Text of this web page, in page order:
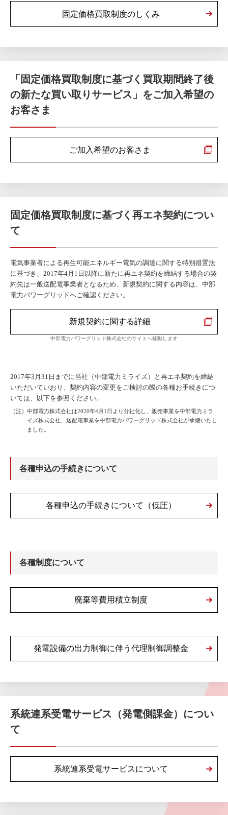
固定価格買取制度のしくみ
「固定価格買取制度に基づく買取期間終了後
の新たな買い取りサービス」をご加入希望の
お客さま
ご加入希望のお客さま
固定価格買取制度に基づく再エネ契約につい
て
電気事業者による再生可能エネルギー電気の調達に関する特別措置法
に基づき、2017年4月1日以降に新たに再エネ契約を締結する場合の契
約先は一般送配電事業者となるため、新規契約に関する内容は、中部
電力パワーグリッドへご確認ください。
新規契約に関する詳細
中部電力パワーグリッド株式会社のサイトへ移動します
2017年3月31日までに当社（中部電力ミライズ）と再エネ契約を締結
いただいていおり、契約内容の変更をご検討の際の各種お手続きにつ
いては、以下を参照ください。
（注）中部電力株式会社は2020年4月1日より分社化し、販売事業を中部電力ミラ
イズ株式会社、送配電事業を中部電力パワーグリッド株式会社が承継いたし
ました。
各種申込の手続きについて
各種申込の手続きについて（低圧）
各種制度について
廃棄等費用積立制度
発電設備の出力制御に伴う代理制御調整金
系統連系受電サービス（発電側課金）につい
て
系統連系受電サービスについて